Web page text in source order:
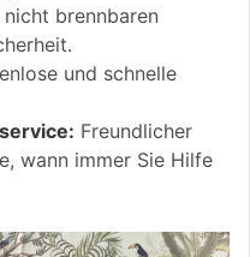
brennbaren
und schnelle
Freundlicher
wann immer Sie Hilfe